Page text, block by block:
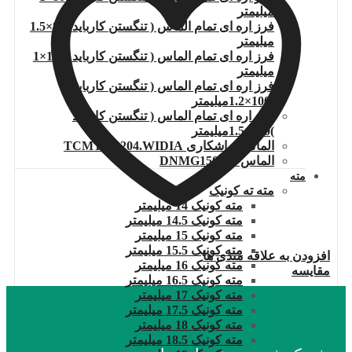
میلیمتر
فرز اره ای تمام الماس ( تنگستن کارباید )80×1.5
میلیمتر
فرز اره ای تمام الماس ( تنگستن کارباید )100×1
میلیمتر
فرز اره ای تمام الماس ( تنگستن کارباید
فرز اره ای تمام الماس ( تنگستن کارباید
)100×1.5میلیمتر
الماس تراشکاری TCMT110204.WIDIA
الماس DNMG150608
مته
مته ته کونیک
مته کونیک 14 میلیمتر
مته کونیک 14.5 میلیمتر
مته کونیک 15 میلیمتر
مته کونیک 15.5 میلیمتر
مته کونیک 16 میلیمتر
مته کونیک 16.5 میلیمتر
مته کونیک 17 میلیمتر
مته کونیک 17.5 میلیمتر
مته کونیک 18 میلیمتر
مته کونیک 18.5 میلیمتر
افزودن به علاقه مندی ها
مقایسه